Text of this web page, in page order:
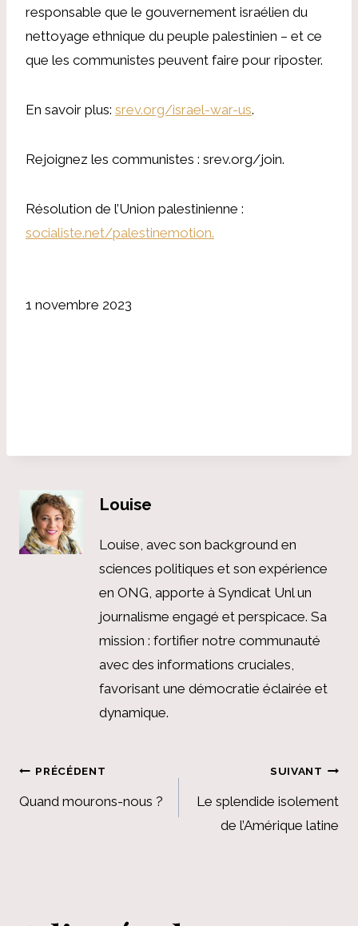
responsable que le gouvernement israélien du
nettoyage ethnique du peuple palestinien – et ce
que les communistes peuvent faire pour riposter.
En savoir plus: srev.org/israel-war-us.
Rejoignez les communistes : srev.org/join.
Résolution de l’Union palestinienne :
socialiste.net/palestinemotion.
1 novembre 2023
Louise
Louise, avec son background en
sciences politiques et son expérience
en ONG, apporte à Syndicat Unl un
journalisme engagé et perspicace. Sa
mission : fortifier notre communauté
avec des informations cruciales,
favorisant une démocratie éclairée et
dynamique.
Navigation
de
PRÉCÉDENT
Quand mourons-nous ?
SUIVANT
Le splendide isolement
de l’Amérique latine